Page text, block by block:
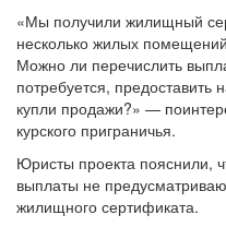
«Мы получили жилищный
несколько жилых
Можно ли перечислить
потребуется, предоставить
купли продажи?» —
курского приграничья.
Юристы проекта пояснили,
выплаты не
жилищного сертификата.